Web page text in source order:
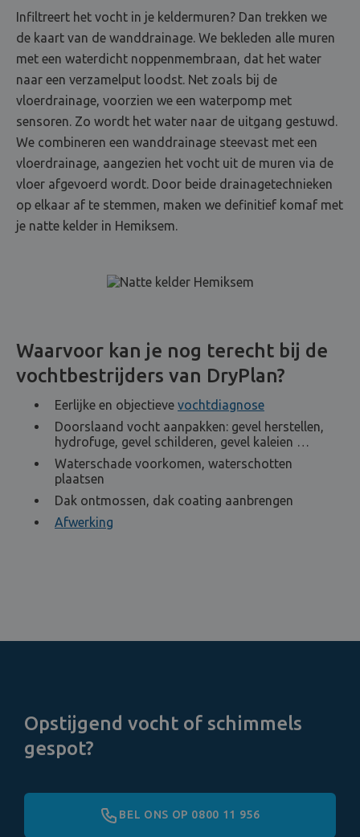
Infiltreert het vocht in je keldermuren? Dan trekken we
de kaart van de wanddrainage. We bekleden alle muren
met een waterdicht noppenmembraan, dat het water
naar een verzamelput loodst. Net zoals bij de
vloerdrainage, voorzien we een waterpomp met
sensoren. Zo wordt het water naar de uitgang gestuwd.
We combineren een wanddrainage steevast met een
vloerdrainage, aangezien het vocht uit de muren via de
vloer afgevoerd wordt. Door beide drainagetechnieken
op elkaar af te stemmen, maken we definitief komaf met
je natte kelder in Hemiksem.
Waarvoor kan je nog terecht bij de
vochtbestrijders van DryPlan?
Eerlijke en objectieve vochtdiagnose
Doorslaand vocht aanpakken: gevel herstellen,
hydrofuge, gevel schilderen, gevel kaleien …
Waterschade voorkomen, waterschotten
plaatsen
Dak ontmossen, dak coating aanbrengen
Afwerking
Opstijgend vocht of schimmels
gespot?
BEL ONS OP 0800 11 956